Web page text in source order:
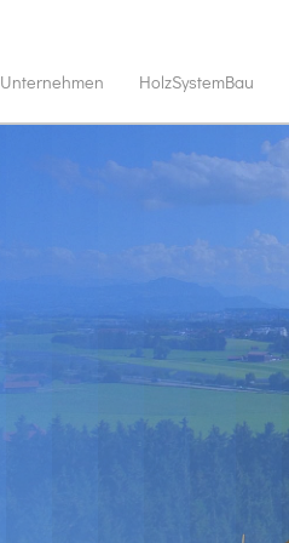
Unternehmen HolzSystemBau